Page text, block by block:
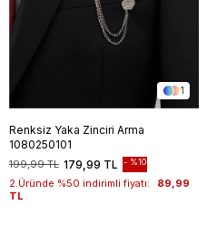
1
Renksiz Yaka Zinciri Arma
1080250101
179,99 TL
199,99 TL %10
2.Üründe %50 indirimli fiyatı:
89,99
TL